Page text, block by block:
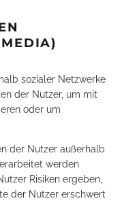
sozialer Netzwerke
der Nutzer, um mit
oder um
der Nutzer außerhalb
werden
Risiken ergeben,
der Nutzer erschwert